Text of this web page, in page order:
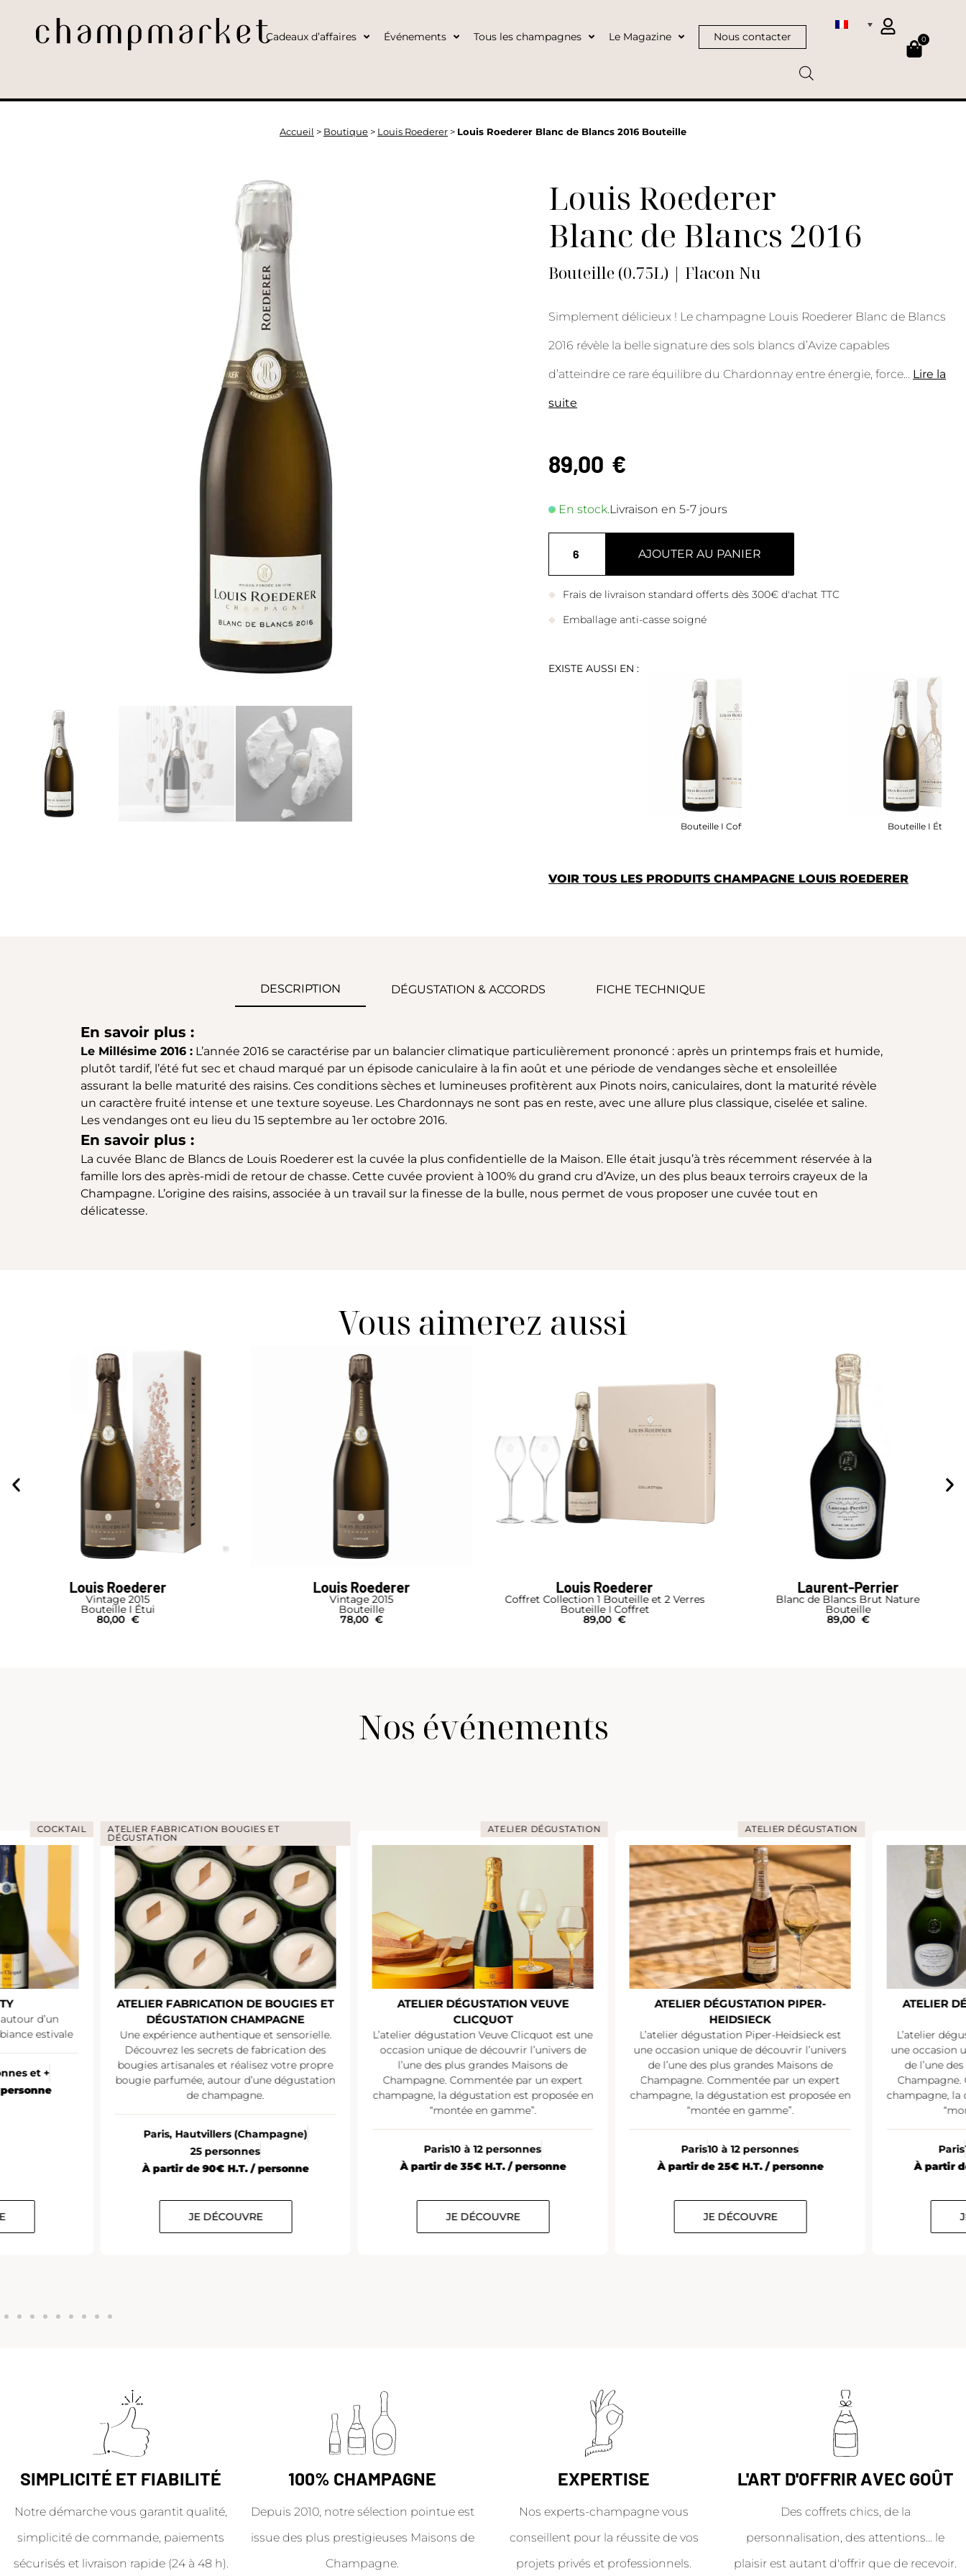
Cadeaux d’affaires Événements Tous les champagnes Le Magazine Nous contacter 0
Accueil > Boutique > Louis Roederer > Louis Roederer Blanc de Blancs 2016 Bouteille
Louis Roederer
Blanc de Blancs 2016
Bouteille (0.75L) | Flacon Nu
Simplement délicieux ! Le champagne Louis Roederer Blanc de Blancs
2016 révèle la belle signature des sols blancs d’Avize capables
d’atteindre ce rare équilibre du Chardonnay entre énergie, force... Lire la
suite
89,00 €
En stock.Livraison en 5-7 jours
AJOUTER AU PANIER
Frais de livraison standard offerts dès 300€ d'achat TTC
Emballage anti-casse soigné
EXISTE AUSSI EN :
Bouteille I Coffret Bouteille I Étui
VOIR TOUS LES PRODUITS CHAMPAGNE LOUIS ROEDERER
DESCRIPTION DÉGUSTATION & ACCORDS FICHE TECHNIQUE
En savoir plus :
Le Millésime 2016 : L’année 2016 se caractérise par un balancier climatique particulièrement prononcé : après un printemps frais et humide,
plutôt tardif, l’été fut sec et chaud marqué par un épisode caniculaire à la fin août et une période de vendanges sèche et ensoleillée
assurant la belle maturité des raisins. Ces conditions sèches et lumineuses profitèrent aux Pinots noirs, caniculaires, dont la maturité révèle
un caractère fruité intense et une texture soyeuse. Les Chardonnays ne sont pas en reste, avec une allure plus classique, ciselée et saline.
Les vendanges ont eu lieu du 15 septembre au 1er octobre 2016.
En savoir plus :
La cuvée Blanc de Blancs de Louis Roederer est la cuvée la plus confidentielle de la Maison. Elle était jusqu’à très récemment réservée à la
famille lors des après-midi de retour de chasse. Cette cuvée provient à 100% du grand cru d’Avize, un des plus beaux terroirs crayeux de la
Champagne. L’origine des raisins, associée à un travail sur la finesse de la bulle, nous permet de vous proposer une cuvée tout en
délicatesse.
Vous aimerez aussi
Louis Roederer
Vintage 2015
Bouteille
78,00
Louis Roederer
Coffret Collection 1 Bouteille et 2 Verres
Bouteille I Coffret
89,00 €
Laurent-Perrier
Blanc de Blancs Brut Nature
Bouteille
89,00
Barons de Rothschild
Rare Collection Blanc de Blancs 2012
Magnum I Coffret Bois
570,00
Nos événements
ATELIER FABRICATION BOUGIES ET
DÉGUSTATION
ATELIER FABRICATION DE BOUGIES ET
DÉGUSTATION CHAMPAGNE
Une expérience authentique et sensorielle.
Découvrez les secrets de fabrication des
bougies artisanales et réalisez votre propre
bougie parfumée, autour d’une dégustation
de champagne.
Paris, Hautvillers (Champagne)
À partir de 90€ H.T. / personne
ATELIER DÉGUSTATION
ATELIER DÉGUSTATION VEUVE
L’atelier dégustation Veuve Clicquot est une
occasion unique de découvrir l’univers de
l’une des plus grandes Maisons de
Champagne. Commentée par un expert
champagne, la dégustation est proposée en
“montée en gamme”.
10 à 12 personnes
À partir de 35€ H.T. / personne
ATELIER DÉGUSTATION
ATELIER DÉGUSTATION PIPER-
L’atelier dégustation Piper-Heidsieck est
une occasion unique de découvrir l’univers
de l’une des plus grandes Maisons de
Champagne. Commentée par un expert
champagne, la dégustation est proposée en
“montée en gamme”.
10 à 12 personnes
À partir de 25€ H.T. / personne
ATELIER DÉGUSTATION
L’atelier dégustation
une occasion unique de
de l’une des plus grandes
Champagne. Commentée
champagne, la dégustation
“montée en
10 à 12
À partir de 38€ H.T. /
SIMPLICITÉ ET FIABILITÉ
Notre démarche vous garantit qualité,
simplicité de commande, paiements
sécurisés et livraison rapide (24 à 48 h).
100% CHAMPAGNE
Depuis 2010, notre sélection pointue est
issue des plus prestigieuses Maisons de
Champagne.
EXPERTISE
Nos experts-champagne vous
conseillent pour la réussite de vos
projets privés et professionnels.
L'ART D'OFFRIR AVEC GOÛT
Des coffrets chics, de la
personnalisation, des attentions… le
plaisir est autant d'offrir que de recevoir.